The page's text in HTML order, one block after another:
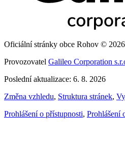
Oficiální stránky obce Rohov © 2026
Provozovatel Galileo Corporation
Poslední aktualizace: 6. 8. 2026
Změna vzhledu, Struktura stránek,
Prohlášení o přístupnosti, Prohlášení